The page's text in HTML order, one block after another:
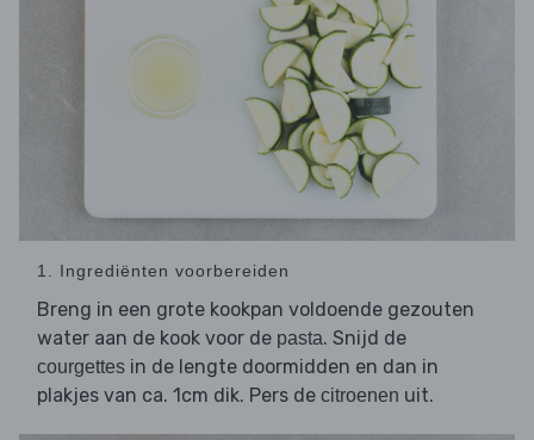
1. Ingrediënten voorbereiden
Breng in een grote kookpan voldoende gezouten
water aan de kook voor de pasta. Snijd de
courgettes in de lengte doormidden en dan in
plakjes van ca. 1cm dik. Pers de citroenen uit.